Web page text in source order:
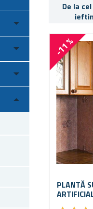
De la
ieftin
-11 %
PLANTĂ